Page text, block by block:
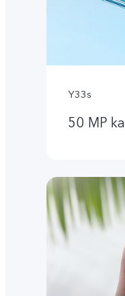
Y33s
50 MP